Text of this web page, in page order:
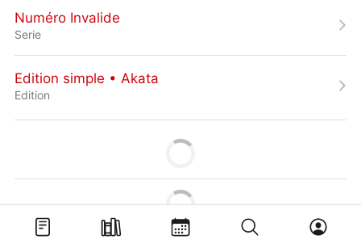
Numéro Invalide
Serie
Edition simple • Akata
Edition